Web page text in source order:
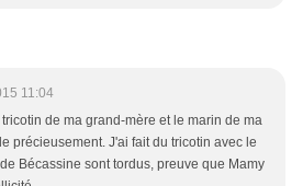
11:04
de ma grand-mère et le marin de ma
précieusement. J'ai fait du tricotin avec le
Bécassine sont tordus, preuve que Mamy